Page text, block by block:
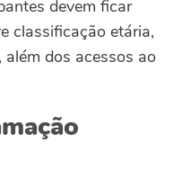
devem ficar
classificação etária,
dos acessos ao